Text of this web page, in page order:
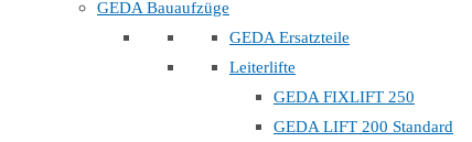
GEDA Bauaufzüge
GEDA Ersatzteile
Leiterlifte
GEDA FIXLIFT 250
GEDA LIFT 200 Standard